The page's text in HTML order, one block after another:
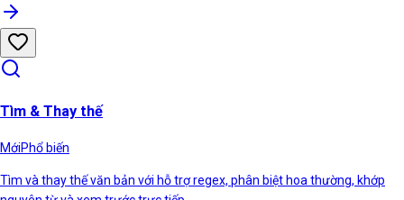
Tìm & Thay thế
MớiPhổ biến
Tìm và thay thế văn bản với hỗ trợ regex, phân biệt hoa thường, khớp